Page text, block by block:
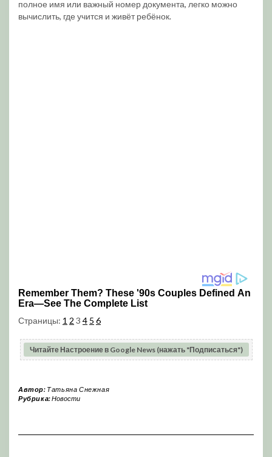
полное имя или важный номер документа, легко можно
вычислить, где учится и живёт ребёнок.
Страницы: 1 2 3 4 5 6
Читайте Настроение в Google News (нажать "Подписаться")
Автор: Татьяна Снежная
Рубрика:Новости